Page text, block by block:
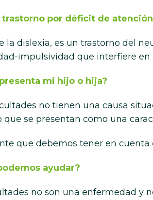
trastorno por déficit de
la dislexia, es un trastorno del
impulsividad que interfiere en
mi hijo o hija?
no tienen una causa
que se presentan como una
que debemos tener en cuenta
ayudar?
no son una enfermedad y